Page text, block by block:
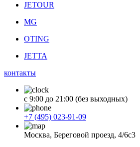
JETOUR
MG
OTING
JETTA
контакты
с 9:00 до 21:00 (без выходных)
+7 (495) 023-91-09
Москва, Береговой проезд, 4/6с3